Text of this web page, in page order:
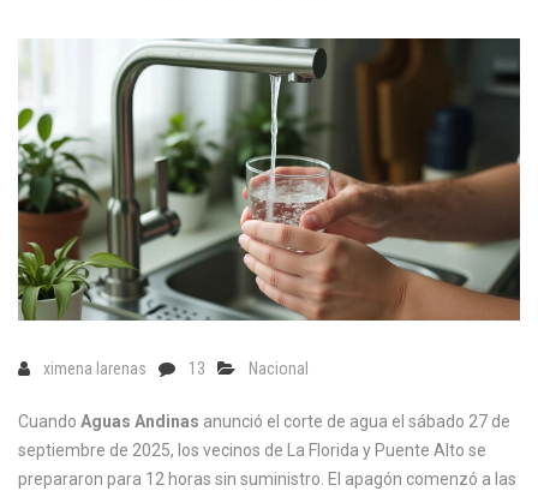
ximena larenas 13 Nacional
Cuando Aguas Andinas anunció el corte de agua el sábado 27 de
septiembre de 2025, los vecinos de
La Florida y Puente Alto se
prepararon para 12 horas sin suministro. El apagón comenzó a las